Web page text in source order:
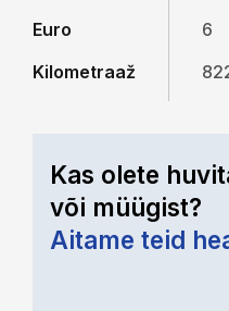
Euro
Kilometraaž
6
Kas olete
või müügist?
Aitame teid